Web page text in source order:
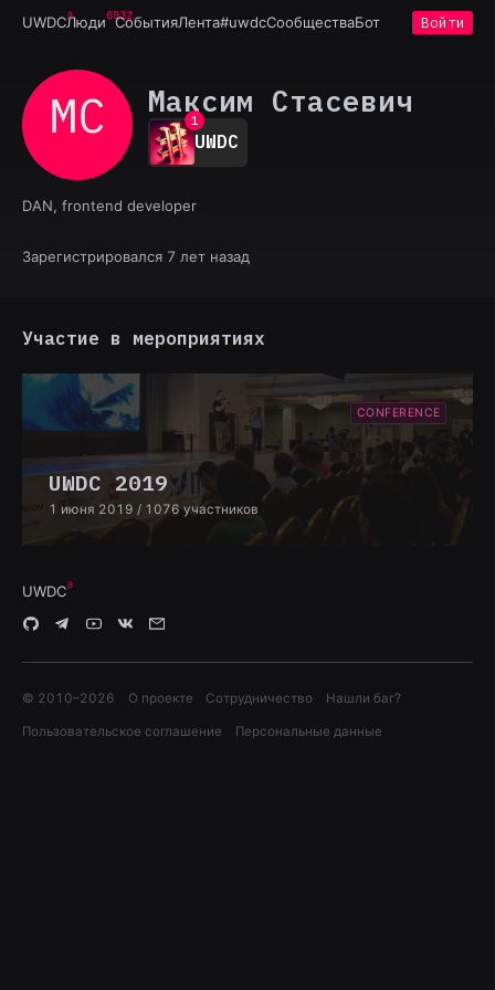
UWDCЛюди6932
СобытияЛента#uwdcСообществаБот Войти
МС Максим Стасевич
0
1
2
3
5
7
UWDC
DAN, frontend developer
Зарегистрировался 7 лет назад
Участие в мероприятиях
CONFERENCE
UWDC 2019
1 июня 2019 / 1076 участников
UWDC
© 2010–2026 О проекте Сотрудничество Нашли баг?
Пользовательское соглашение Персональные данные